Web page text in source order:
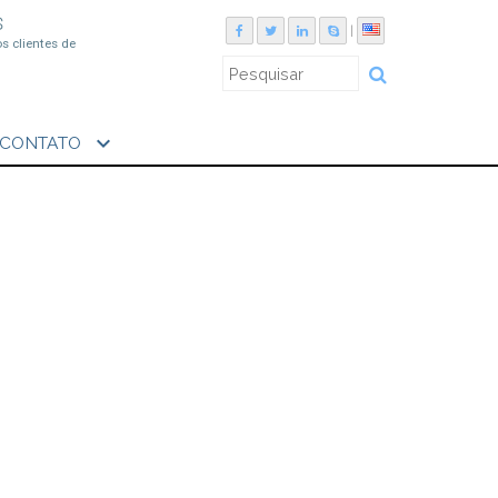
clientes de
CONTATO expand_more